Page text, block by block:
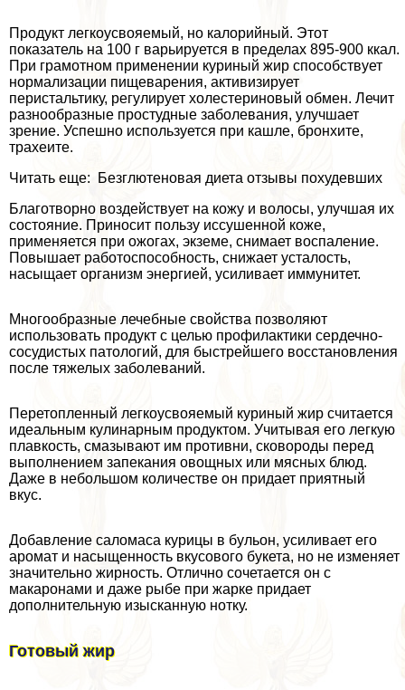
Продукт легкоусвояемый, но калорийный. Этот
показатель на 100 г варьируется в пределах 895-900 ккал.
При грамотном применении куриный жир способствует
нормализации пищеварения, активизирует
перистальтику, регулирует холестериновый обмен. Лечит
разнообразные простудные заболевания, улучшает
зрение. Успешно используется при кашле, бронхите,
трахеите.
Читать еще: Безглютеновая диета отзывы похудевших
Благотворно воздействует на кожу и волосы, улучшая их
состояние. Приносит пользу иссушенной коже,
применяется при ожогах, экземе, снимает воспаление.
Повышает работоспособность, снижает усталость,
насыщает организм энергией, усиливает иммунитет.
Многообразные лечебные свойства позволяют
использовать продукт с целью профилактики сердечно-
сосудистых патологий, для быстрейшего восстановления
после тяжелых заболеваний.
Перетопленный легкоусвояемый куриный жир считается
идеальным кулинарным продуктом. Учитывая его легкую
плавкость, смазывают им противни, сковороды перед
выполнением запекания овощных или мясных блюд.
Даже в небольшом количестве он придает приятный
вкус.
Добавление саломаса курицы в бульон, усиливает его
аромат и насыщенность вкусового букета, но не изменяет
значительно жирность. Отлично сочетается он с
макаронами и даже рыбе при жарке придает
дополнительную изысканную нотку.
Готовый жир